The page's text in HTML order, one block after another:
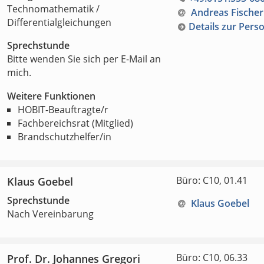
Technomathematik /
Differentialgleichungen
Sprechstunde
Bitte wenden Sie sich per E-Mail an
mich.
Weitere Funktionen
HOBIT-Beauftragte/r
Fachbereichsrat (Mitglied)
Brandschutzhelfer/in
Andreas Fischer
Details zur
Klaus Goebel
Sprechstunde
Nach Vereinbarung
Büro: C10, 01.41
Klaus Goebel
Prof. Dr. Johannes Gregori Büro: C10, 06.33